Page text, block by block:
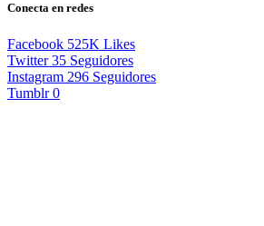
Conecta en redes
Facebook 525K Likes
Twitter 35 Seguidores
Instagram 296 Seguidores
Tumblr 0